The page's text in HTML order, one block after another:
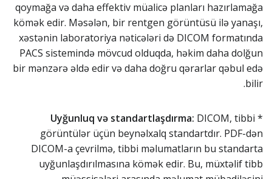
qoymağa və daha effektiv müalicə planları hazırlamağa
kömək edir. Məsələn, bir rentgen görüntüsü ilə yanaşı,
xəstənin laboratoriya nəticələri də DICOM formatında
PACS sistemində mövcud olduqda, həkim daha dolğun
bir mənzərə əldə edir və daha doğru qərarlar qəbul edə
bilir.
*
Uyğunluq və standartlaşdırma: DICOM, tibbi
görüntülər üçün beynəlxalq standartdır. PDF-dən
DICOM-a çevrilmə, tibbi məlumatların bu standarta
uyğunlaşdırılmasına kömək edir. Bu, müxtəlif tibb